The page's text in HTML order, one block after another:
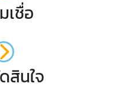
เชื่อ
สินใจ